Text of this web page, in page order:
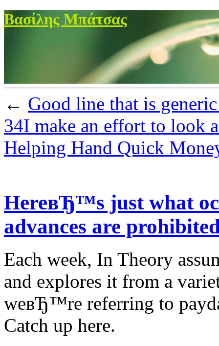
Βασίλης Μπάτσας
← Good line that is
34I make an effort to look
Helping Hand Quick
HereвЂ™s just what
advances are
Each week, In Theory
and explores it from a
weвЂ™re referring to
Catch up here.